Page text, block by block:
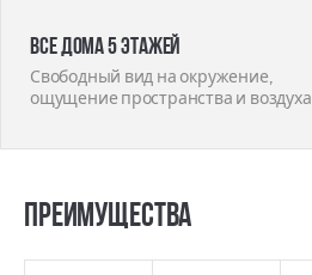
Все дома 5 этажей
Свободный вид на окружение,
ощущение пространства и воздуха
Преимущества